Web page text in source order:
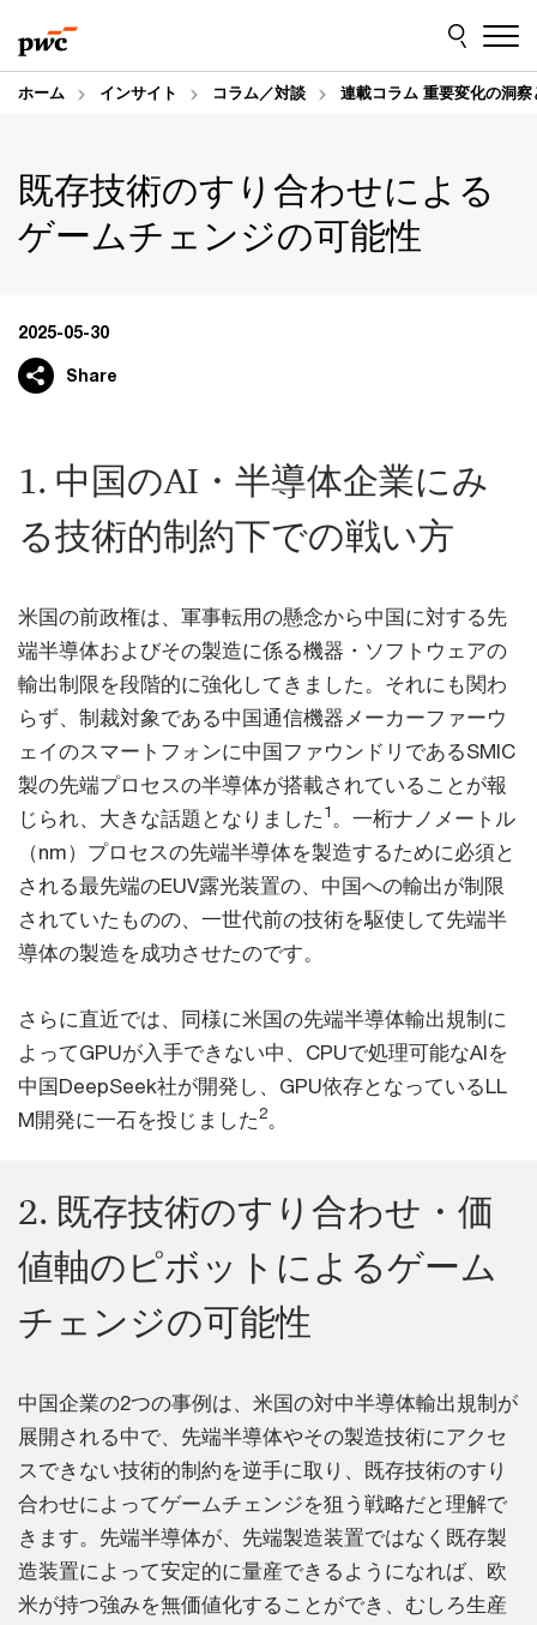
to
content
to
footer
ホーム インサイト コラム／対談 連載コラム 重要変化の洞
既存技術のすり合わせによる
ゲームチェンジの可能性
2025-05-30
Share
1. 中国のAI・半導体企業にみ
る技術的制約下での戦い方
米国の前政権は、軍事転用の懸念から中国に対する先
端半導体およびその製造に係る機器・ソフトウェアの
輸出制限を段階的に強化してきました。それにも関わ
らず、制裁対象である中国通信機器メーカーファーウ
ェイのスマートフォンに中国ファウンドリであるSMIC
製の先端プロセスの半導体が搭載されていることが報
じられ、大きな話題となりました1。一桁ナノメートル
（nm）プロセスの先端半導体を製造するために必須と
される最先端のEUV露光装置の、中国への輸出が制限
されていたものの、一世代前の技術を駆使して先端半
導体の製造を成功させたのです。
さらに直近では、同様に米国の先端半導体輸出規制に
よってGPUが入手できない中、CPUで処理可能なAIを
中国DeepSeek社が開発し、GPU依存となっているLL
M開発に一石を投じました2。
2. 既存技術のすり合わせ・価
値軸のピボットによるゲーム
チェンジの可能性
中国企業の2つの事例は、米国の対中半導体輸出規制が
展開される中で、先端半導体やその製造技術にアクセ
スできない技術的制約を逆手に取り、既存技術のすり
合わせによってゲームチェンジを狙う戦略だと理解で
きます。先端半導体が、先端製造装置ではなく既存製
造装置によって安定的に量産できるようになれば、欧
米が持つ強みを無価値化することができ、むしろ生産